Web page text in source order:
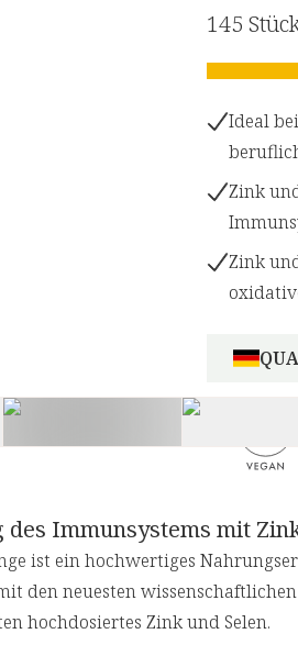
145
Ideal
Zink
Zink
Immunsystems mit
ist ein hochwertiges
den neuesten
hochdosiertes Zink und Selen.